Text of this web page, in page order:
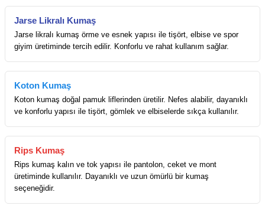
Jarse Likralı Kumaş
Jarse likralı kumaş örme ve esnek yapısı ile tişört, elbise ve spor
giyim üretiminde tercih edilir. Konforlu ve rahat kullanım sağlar.
Koton Kumaş
Koton kumaş doğal pamuk liflerinden üretilir. Nefes alabilir, dayanıklı
ve konforlu yapısı ile tişört, gömlek ve elbiselerde sıkça kullanılır.
Rips Kumaş
Rips kumaş kalın ve tok yapısı ile pantolon, ceket ve mont
üretiminde kullanılır. Dayanıklı ve uzun ömürlü bir kumaş
seçeneğidir.